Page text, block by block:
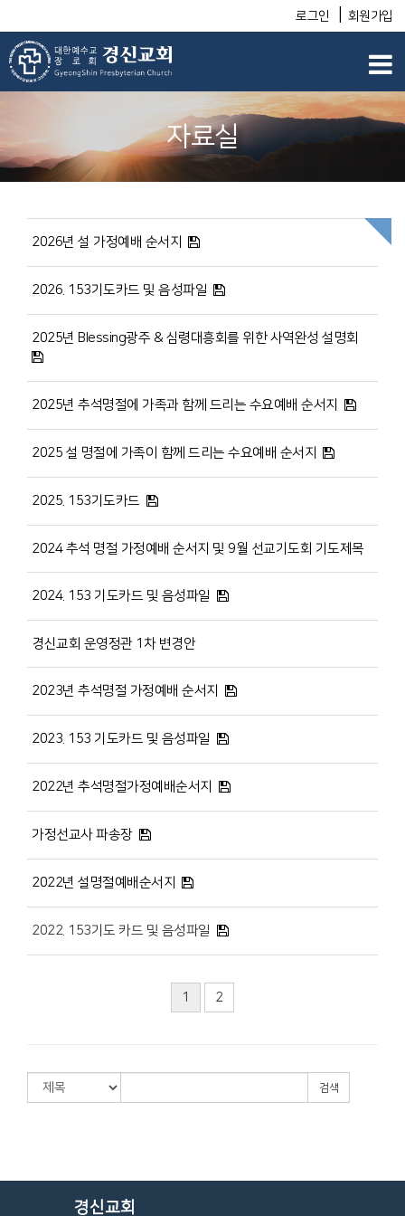
로그인 회원가입
자료실
2026년 설 가정예배 순서지
2026. 153기도카드 및 음성파일
2025년 Blessing광주 & 심령대흥회를 위한 사역완성 설명회
2025년 추석명절에 가족과 함께 드리는 수요예배 순서지
2025 설 명절에 가족이 함께 드리는 수요예배 순서지
2025. 153기도카드
2024 추석 명절 가정예배 순서지 및 9월 선교기도회 기도제목
2024. 153 기도카드 및 음성파일
경신교회 운영정관 1차 변경안
2023년 추석명절 가정예배 순서지
2023. 153 기도카드 및 음성파일
2022년 추석명절가정예배순서지
가정선교사 파송장
2022년 설명절예배순서지
2022. 153기도 카드 및 음성파일
1 2
검색
경신교회